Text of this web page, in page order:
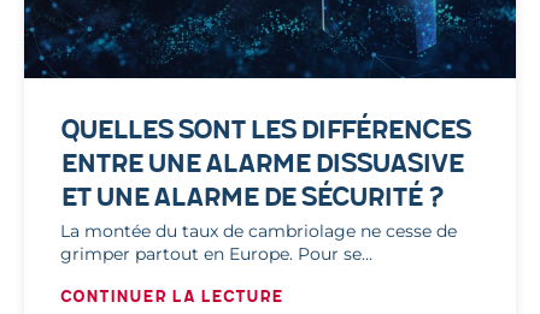
QUELLES SONT LES DIFFÉRENCES
ENTRE UNE ALARME DISSUASIVE
ET UNE ALARME DE SÉCURITÉ ?
La montée du taux de cambriolage ne cesse de
grimper partout en Europe. Pour se…
Continuer la lecture